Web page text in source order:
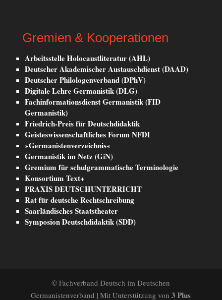
Gremien & Kooperationen
Arbeitsstelle Holocaustliteratur (AHL)
Deutscher Akademischer Austauschdienst (DAAD)
Deutscher Philologenverband (DPhV)
Digitale Lehre Germanistik (DLG)
Fachinformationsdienst Germanistik (FID
Germanistik)
Friedrich-Preis für Deutschdidaktik
Geisteswissenschaftliches Forum NFDI
»Germanistenverzeichnis«
Germanistik im Netz (GiN)
Gremium für schulgrammatische Terminologie
Konsortium Text+
PRAXIS DEUTSCHUNTERRICHT
Rat für deutsche Rechtschreibung
Saarländisches Staatstheater
Symposion Deutschdidaktik (SDD)
© Fachverband Deutsch im Deutschen
Germanistenverband | Mit Unterstützung von3 Plus